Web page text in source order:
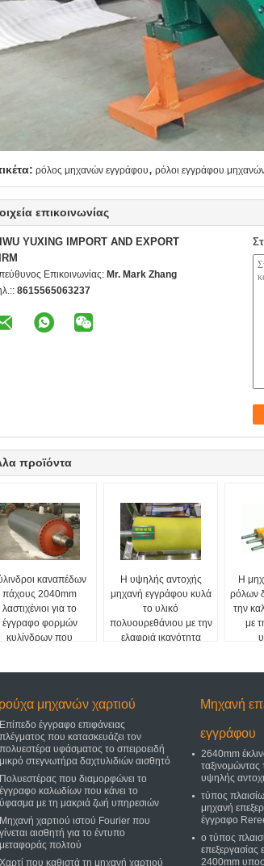
ρόλος μηχανών εγγράφου, ρόλοι εγγράφου
επικοινωνίας
YUXING IMPORT AND EXPORT
Επικοινωνίας: Mr. Mark Zhang
8615565063237
προϊόντα
καναπέδων
πάχους 2040mm
λαστιχένιοι για το
έγγραφο φορμών
κυλίνδρων που
Η υψηλής αντοχής
μηχανή εγγράφου κυλά
το υλικό
πολυουρεθάνιου με την
ελαφριά ικανότητα
Η
ρόλων
την
με
ρούχα μηχανών χαρτιού
Επίπεδο έγγραφο επιφάνειας
πλέγματος που κατασκευάζει τον
πολυεστέρα υφάσματος το σπειροειδή
μικρό στεγνωτήρα δαχτυλιδιών αισθητό
Πολυεστέρας που διαμορφώνει το
έγγραφο καλωδίων που κάνει το
ύφασμα με τη μακριά ζωή υπηρεσιών
Μηχανή χαρτιού ιστού Fourier που
γίνεται αισθητή για το έντυπο
μεταφοράς πολτού
Χαρτί που καθιστά τη μηχανή χαρτιού
Μηχανή
εγγράφου
2640mm
υψηλής
τύπος
μηχανή
έγγραφο
ο τύπος
2400mm